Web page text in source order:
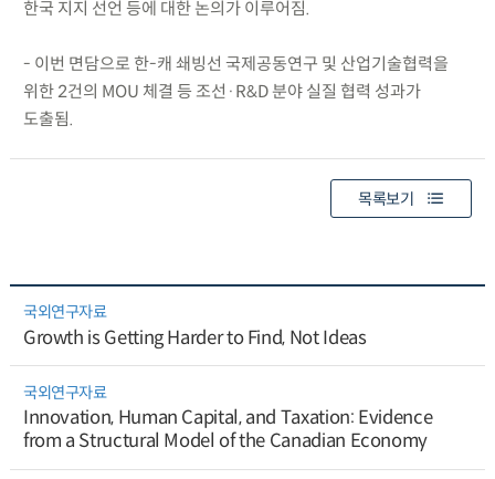
한국 지지 선언 등에 대한 논의가 이루어짐.
- 이번 면담으로 한-캐 쇄빙선 국제공동연구 및 산업기술협력을
위한 2건의 MOU 체결 등 조선·R&D 분야 실질 협력 성과가
도출됨.
목록보기
국외연구자료
Growth is Getting Harder to Find, Not Ideas
국외연구자료
Innovation, Human Capital, and Taxation: Evidence
from a Structural Model of the Canadian Economy